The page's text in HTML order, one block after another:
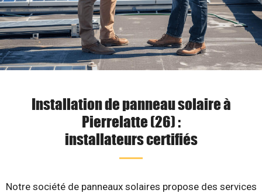
Installation de panneau solaire à
Pierrelatte (26) :
installateurs certifiés
Notre société de panneaux solaires propose des services